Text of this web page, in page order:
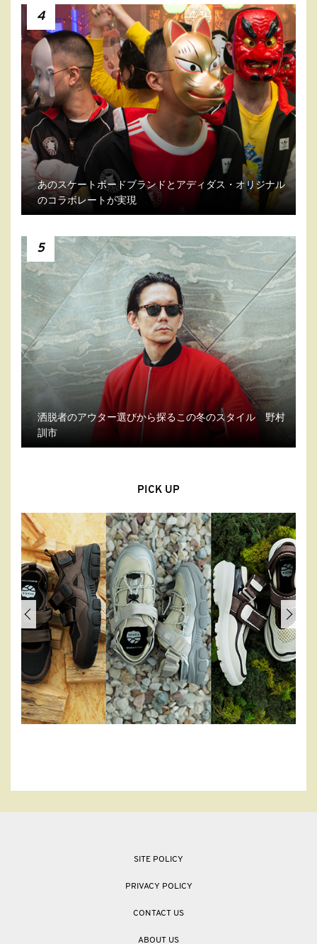
4
あのスケートボードブランドとアディダス・オリジナル
のコラボレートが実現
5
洒脱者のアウター選びから探るこの冬のスタイル 野村
訓市
PICK UP
SITE POLICY
PRIVACY POLICY
CONTACT US
ABOUT US